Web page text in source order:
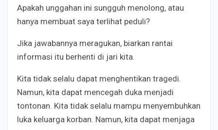
Apakah unggahan ini sungguh menolong, atau
hanya membuat saya terlihat peduli?
Jika jawabannya meragukan, biarkan rantai
informasi itu berhenti di jari kita.
Kita tidak selalu dapat menghentikan tragedi.
Namun, kita dapat mencegah duka menjadi
tontonan. Kita tidak selalu mampu menyembuhkan
luka keluarga korban. Namun, kita dapat menjaga